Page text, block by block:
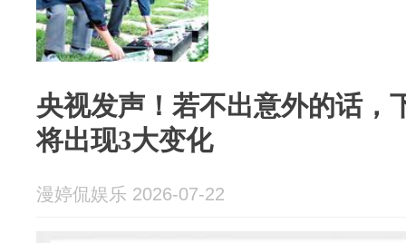
央视发声！若不出意外的话，
将出现3大变化
漫婷侃娱乐 2026-07-22